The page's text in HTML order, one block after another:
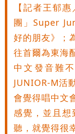
【記者王郁
團」Super
好的朋友》；
往首爾為東海
中文發音難
JUNIOR-M活
會覺得唱中文
感覺，並且
聽，就覺得很